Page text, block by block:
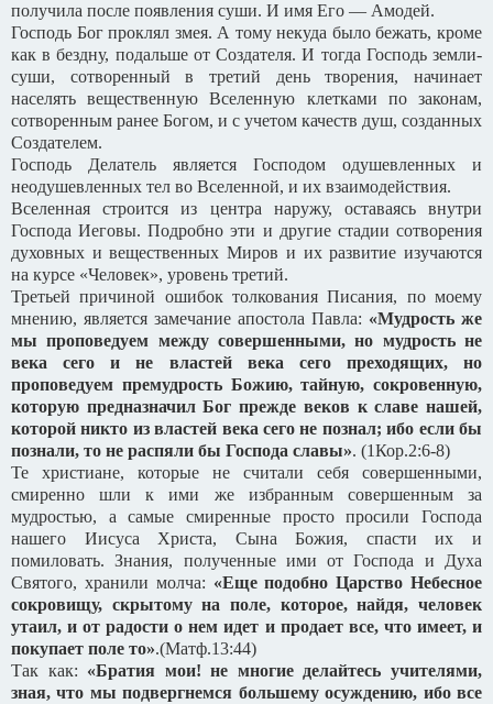
получила после появления суши. И имя Его — Амодей.
Господь Бог проклял змея. А тому некуда было бежать, кроме
как в бездну, подальше от Создателя. И тогда Господь земли-
суши, сотворенный в третий день творения, начинает
населять вещественную Вселенную клетками по законам,
сотворенным ранее Богом, и с учетом качеств душ, созданных
Создателем.
Господь Делатель является Господом одушевленных и
неодушевленных тел во Вселенной, и их взаимодействия.
Вселенная строится из центра наружу, оставаясь внутри
Господа Иеговы. Подробно эти и другие стадии сотворения
духовных и вещественных Миров и их развитие изучаются
на курсе «Человек», уровень третий.
Третьей причиной ошибок толкования Писания, по моему
мнению, является замечание апостола Павла: «Мудрость же
мы проповедуем между совершенными, но мудрость не
века сего и не властей века сего преходящих, но
проповедуем премудрость Божию, тайную, сокровенную,
которую предназначил Бог прежде веков к славе нашей,
которой никто из властей века сего не познал; ибо если бы
познали, то не распяли бы Господа славы». (1Кор.2:6-8)
Те христиане, которые не считали себя совершенными,
смиренно шли к ими же избранным совершенным за
мудростью, а самые смиренные просто просили Господа
нашего Иисуса Христа, Сына Божия, спасти их и
помиловать. Знания, полученные ими от Господа и Духа
Святого, хранили молча: «Еще подобно Царство Небесное
сокровищу, скрытому на поле, которое, найдя, человек
утаил, и от радости о нем идет и продает все, что имеет, и
покупает поле то».(Матф.13:44)
Так как: «Братия мои! не многие делайтесь учителями,
зная, что мы подвергнемся большему осуждению, ибо все